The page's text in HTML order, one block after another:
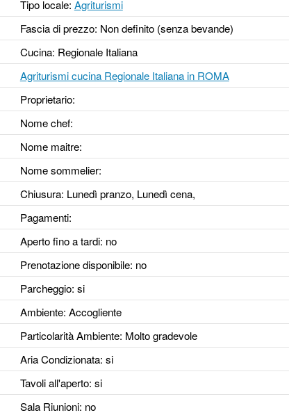
Tipo locale: Agriturismi
Fascia di prezzo: Non definito (senza bevande)
Cucina: Regionale Italiana
Agriturismi cucina Regionale Italiana in ROMA
Proprietario:
Nome chef:
Nome maitre:
Nome sommelier:
Chiusura: Lunedì pranzo, Lunedì cena,
Pagamenti:
Aperto fino a tardi: no
Prenotazione disponibile: no
Parcheggio: si
Ambiente: Accogliente
Particolarità Ambiente: Molto gradevole
Aria Condizionata: si
Tavoli all'aperto: si
Sala Riunioni: no